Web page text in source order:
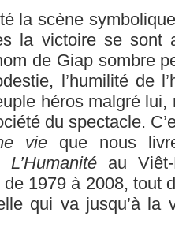
la scène
la victoire se sont
de Giap sombre
l’humilité de
héros malgré
du spectacle.
vie que nous
L’Humanité au
1979 à 2008, tout
qui va jusqu’à la